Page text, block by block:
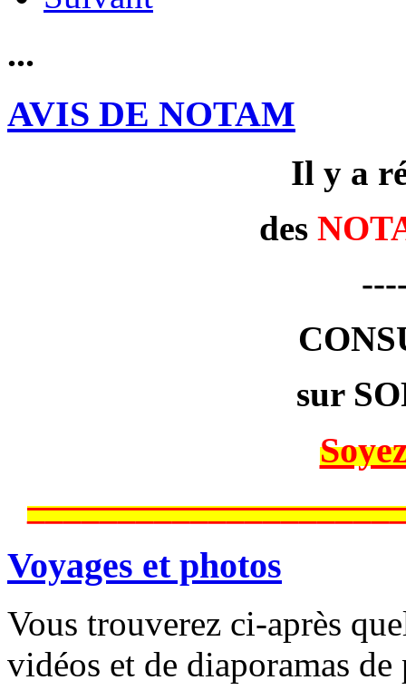
...
AVIS DE NOTAM
Il y a
des
sur
Voyages et photos
Vous trouverez ci-après
vidéos et de diaporamas